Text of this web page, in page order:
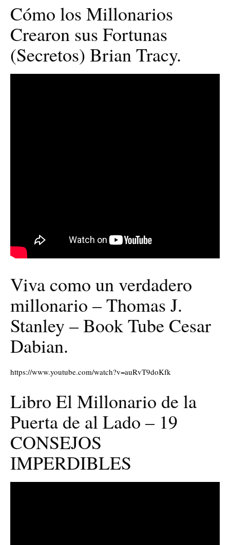
Cómo los Millonarios
Crearon sus Fortunas
(Secretos) Brian Tracy.
Viva como un verdadero
millonario – Thomas J.
Stanley – Book Tube Cesar
Dabian.
https://www.youtube.com/watch?v=auRvT9doKfk
Libro El Millonario de la
Puerta de al Lado – 19
CONSEJOS
IMPERDIBLES